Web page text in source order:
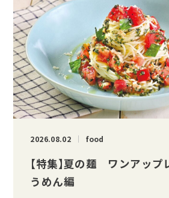
2026.08.02 food
【特集】夏の麺 ワンアップ
うめん編